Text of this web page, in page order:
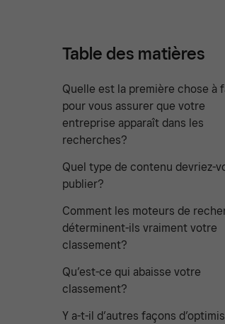
Table des matières
Quelle est la première chose à
pour vous assurer que votre
entreprise apparaît dans les
recherches?
Quel type de contenu devriez-
publier?
Comment les moteurs de
déterminent-ils vraiment votre
classement?
Qu’est-ce qui abaisse votre
classement?
Y a-t-il d’autres façons